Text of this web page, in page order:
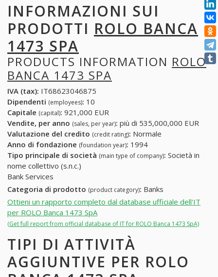
INFORMAZIONI SUI
PRODOTTI ROLO BANCA
1473 SPA
PRODUCTS INFORMATION ROLO
BANCA 1473 SPA
IVA (tax): IT68623046875
Dipendenti (employees): 10
Capitale (capital): 921,000 EUR
Vendite, per anno (sales, per year): più di 535,000,000 EUR
Valutazione del credito (credit rating): Normale
Anno di fondazione (foundation year): 1994
Tipo principale di società (main type of company): Società in
nome collettivo (s.n.c.)
Bank Services
Categoria di prodotto (product category): Banks
Ottieni un rapporto completo dal database ufficiale dell'IT
per ROLO Banca 1473 SpA
(Get full report from official database of IT for ROLO Banca 1473 SpA)
TIPI DI ATTIVITÀ
AGGIUNTIVE PER ROLO